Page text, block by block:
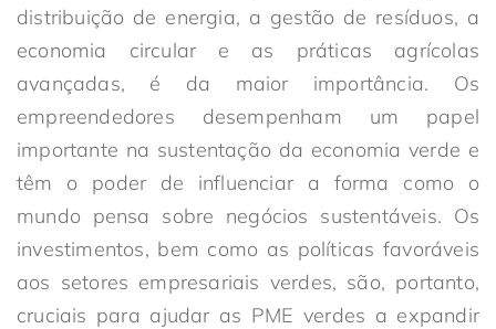
distribuição de energia, a gestão de resíduos, a
economia circular e as práticas agrícolas
avançadas, é da maior importância. Os
empreendedores desempenham um papel
importante na sustentação da economia verde e
têm o poder de influenciar a forma como o
mundo pensa sobre negócios sustentáveis. Os
investimentos, bem como as políticas favoráveis
aos setores empresariais verdes, são, portanto,
cruciais para ajudar as PME verdes a expandir